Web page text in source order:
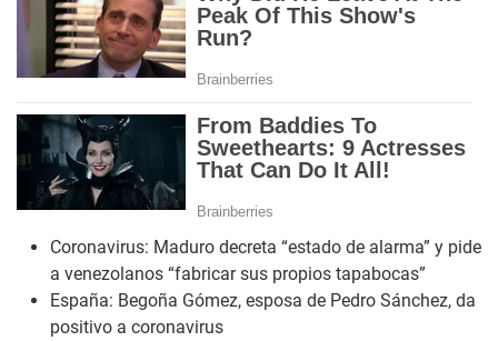
Coronavirus: Maduro decreta “estado de alarma” y pide
a venezolanos “fabricar sus propios tapabocas”
España: Begoña Gómez, esposa de Pedro Sánchez, da
positivo a coronavirus